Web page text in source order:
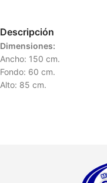
Descripción
Dimensiones:
Ancho: 150 cm.
Fondo: 60 cm.
Alto: 85 cm.